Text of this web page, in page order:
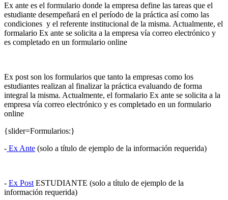
Ex ante es el formulario donde la empresa define las tareas que el
estudiante desempeñará en el período de la práctica así como las
condiciones y el referente institucional de la misma. Actualmente, el
formalario Ex ante se solicita a la empresa vía correo electrónico y
es completado en un formulario online
Ex post son los formularios que tanto la empresas como los
estudiantes realizan al finalizar la práctica evaluando de forma
integral la misma. Actualmente, el formalario Ex ante se solicita a la
empresa vía correo electrónico y es completado en un formulario
online
{slider=Formularios:}
- Ex Ante (solo a título de ejemplo de la información requerida)
- Ex Post ESTUDIANTE (solo a título de ejemplo de la
información requerida)